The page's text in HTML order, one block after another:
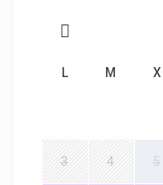
L M X
3 4 5